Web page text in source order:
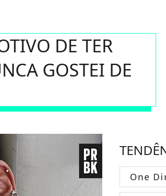
DE TER
GOSTEI DE
One